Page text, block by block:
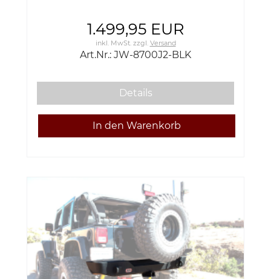
1.499,95 EUR
inkl. MwSt. zzgl. Versand
Art.Nr.: JW-8700J2-BLK
Details